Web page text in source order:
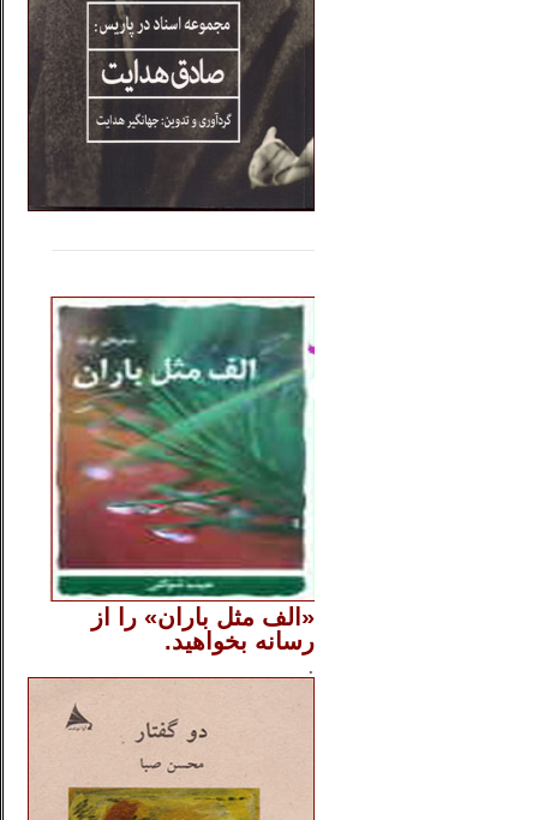
«الف مثل باران» را از
رسانه بخواهید.
.